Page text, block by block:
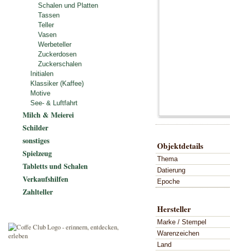
Objektdetails
Thema
Datierung
Epoche
Hersteller
Marke / Stempel
Warenzeichen
Land
Schalen und Platten
Tassen
Teller
Vasen
Werbeteller
Zuckerdosen
Zuckerschalen
Initialen
Klassiker (Kaffee)
Motive
See- & Luftfahrt
Milch & Meierei
Schilder
sonstiges
Spielzeug
Tabletts und Schalen
Verkaufshilfen
Zahlteller